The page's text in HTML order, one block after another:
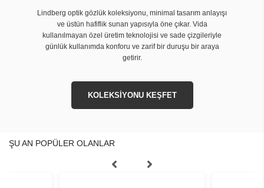
Lindberg optik gözlük koleksiyonu, minimal tasarım anlayışı
ve üstün hafiflik sunan yapısıyla öne çıkar. Vida
kullanılmayan özel üretim teknolojisi ve sade çizgileriyle
günlük kullanımda konforu ve zarif bir duruşu bir araya
getirir.
KOLEKSİYONU KEŞFET
ŞU AN POPÜLER OLANLAR